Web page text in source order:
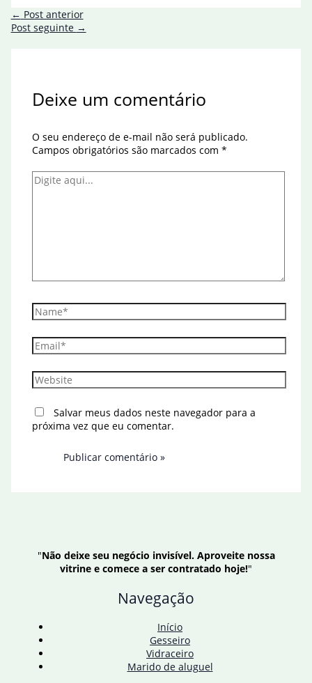
← Post anterior
Post seguinte →
Deixe um comentário
O seu endereço de e-mail não será publicado.
Campos obrigatórios são marcados com *
Digite
Name*
Email*
Website
Salvar meus dados neste navegador para a
próxima vez que eu comentar.
"Não deixe seu negócio invisível. Aproveite nossa
vitrine e comece a ser contratado hoje!"
Navegação
Início
Gesseiro
Vidraceiro
Marido de aluguel